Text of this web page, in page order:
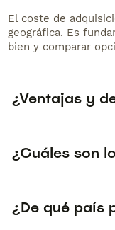
El coste de
geográfica. Es
bien y comparar
¿Ventajas y
¿Cuáles son
¿De qué país